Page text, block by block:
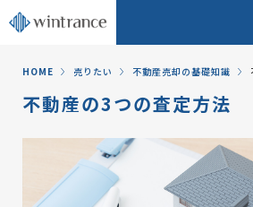
HOME 売りたい 不動産売却の基礎知識
不動産の3つの査定方法